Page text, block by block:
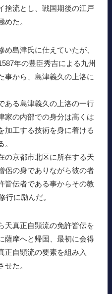
捨流とし、戦国期後の江戸
た。
島津氏に仕えていたが、
年の豊臣秀吉による九州
事から、島津義久の上洛に
ある島津義久の上洛の一行
家の内部での身分は高くは
加工する技術を身に着ける
の京都市北区に所在する天
侶の身でありながら彼の者
皆伝者である事からその教
行に励んだ。
天真正自顕流の免許皆伝を
薩摩へと帰国、最初に会得
正自顕流の要素を組み入
せた。